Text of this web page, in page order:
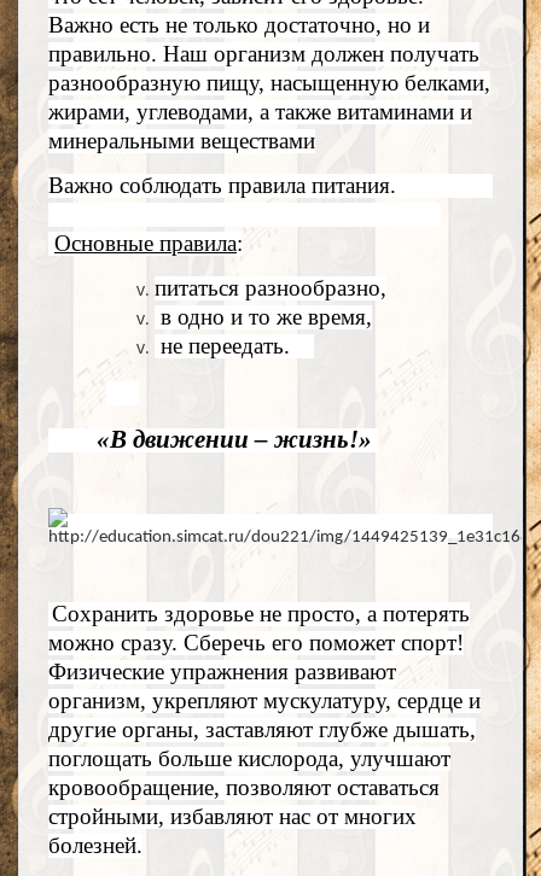
Важно есть не только достаточно, но и
правильно. Наш организм должен получать
разнообразную пищу, насыщенную белками,
жирами, углеводами, а также витаминами и
минеральными веществами
Важно соблюдать правила питания.
Основные правила:
питаться разнообразно,
в одно и то же время,
не переедать.
«В движении – жизнь!»
Сохранить здоровье не просто, а потерять
можно сразу. Сберечь его поможет спорт!
Физические упражнения развивают
организм, укрепляют мускулатуру, сердце и
другие органы, заставляют глубже дышать,
поглощать больше кислорода, улучшают
кровообращение, позволяют оставаться
стройными, избавляют нас от многих
болезней.